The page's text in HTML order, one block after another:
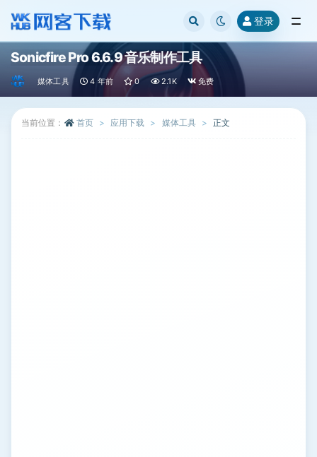
登录
Sonicfire Pro 6.6.9 音乐制作工具
媒体工具 4 年前 0 2.1K 免费
当前位置： 首页 应用下载 媒体工具 正文
全部